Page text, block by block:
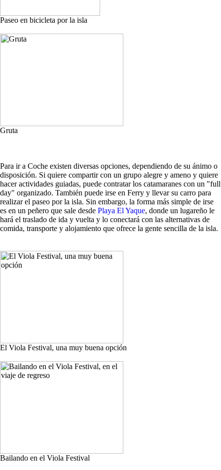
Paseo en bicicleta por la isla
Gruta
Para ir a Coche existen diversas opciones, dependiendo de su ánimo o
disposición. Si quiere compartir con un grupo alegre y ameno y quiere
hacer actividades guiadas, puede contratar los catamaranes con un "full
day" organizado. También puede irse en Ferry y llevar su carro para
realizar el paseo por la isla. Sin embargo, la forma más simple de irse
es en un peñero que sale desde Playa El Yaque, donde un lugareño le
hará el traslado de ida y vuelta y lo conectará con las alternativas de
comida, transporte y alojamiento que ofrece la gente sencilla de la isla.
El Viola Festival, una muy buena opción
Bailando en el Viola Festival